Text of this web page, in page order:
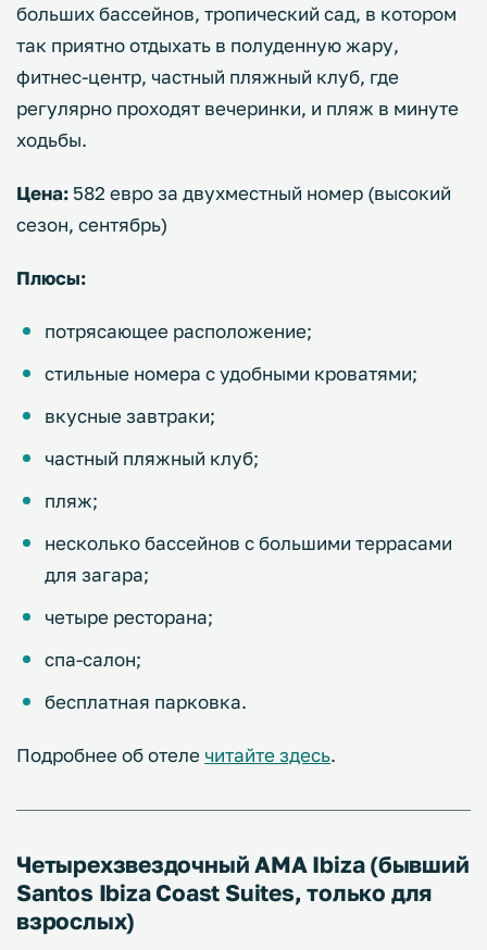
больших бассейнов, тропический сад, в котором
так приятно отдыхать в полуденную жару,
фитнес-центр, частный пляжный клуб, где
регулярно проходят вечеринки, и пляж в минуте
ходьбы.
Цена: 582 евро за двухместный номер (высокий
сезон, сентябрь)
Плюсы:
потрясающее расположение;
стильные номера с удобными кроватями;
вкусные завтраки;
частный пляжный клуб;
пляж;
несколько бассейнов с большими террасами
для загара;
четыре ресторана;
спа-салон;
бесплатная парковка.
Подробнее об отеле читайте здесь.
Четырехзвездочный AMA Ibiza (бывший
Santos Ibiza Coast Suites, только для
взрослых)